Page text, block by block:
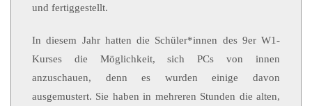
und fertiggestellt.
In diesem Jahr hatten die Schüler*innen des 9er W1-
Kurses die Möglichkeit, sich PCs von innen
anzuschauen, denn es wurden einige davon
ausgemustert. Sie haben in mehreren Stunden die alten,